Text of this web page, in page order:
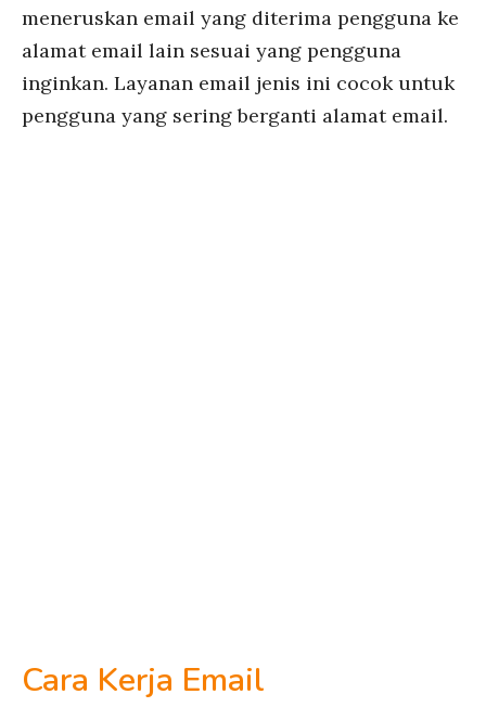
meneruskan email yang diterima pengguna ke
alamat email lain sesuai yang pengguna
inginkan. Layanan email jenis ini cocok untuk
pengguna yang sering berganti alamat email.
Cara Kerja Email